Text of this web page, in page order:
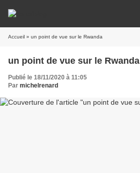
Accueil » un point de vue sur le Rwanda
un point de vue sur le Rwanda
Publié le 18/11/2020 à 11:05
Par michelrenard